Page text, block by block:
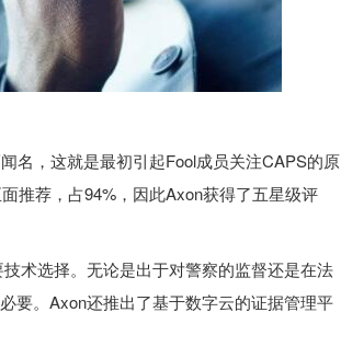
名，这就是最初引起Fool成员关注CAPS的原
推荐，占94%，因此Axon获得了五星级评
术选择。无论是出于对警察的监督还是在法
要。Axon还推出了基于数字云的证据管理平